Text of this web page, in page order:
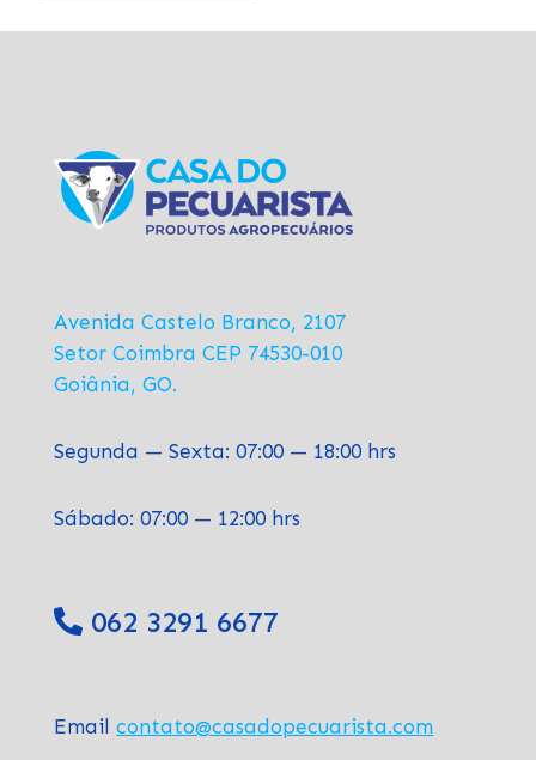
Avenida Castelo Branco, 2107
Setor Coimbra CEP 74530-010
Goiânia, GO.
Segunda — Sexta: 07:00 — 18:00 hrs
Sábado: 07:00 — 12:00 hrs
062 3291 6677
Email contato@casadopecuarista.com